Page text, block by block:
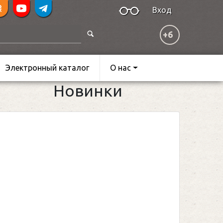
Вход
+6
Электронный каталог О нас
Новинки